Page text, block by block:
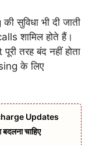
सुविधा भी दी जाती
शामिल होते हैं।
तरह बंद नहीं होता
के लिए
Updates
चाहिए